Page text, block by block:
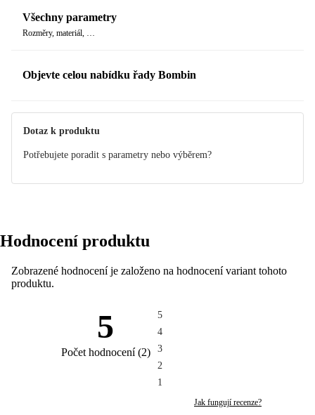
Všechny parametry
Rozměry, materiál, …
Objevte celou nabídku řady Bombin
Dotaz k produktu
Potřebujete poradit s parametry nebo výběrem?
Hodnocení produktu
Zobrazené hodnocení je založeno na hodnocení variant tohoto
produktu.
5
Počet hodnocení(2)
5
4
3
2
1
Jak fungují recenze?